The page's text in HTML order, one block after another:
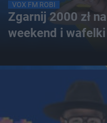
VOX FM ROBI
Zgarnij 2000 zł
weekend i